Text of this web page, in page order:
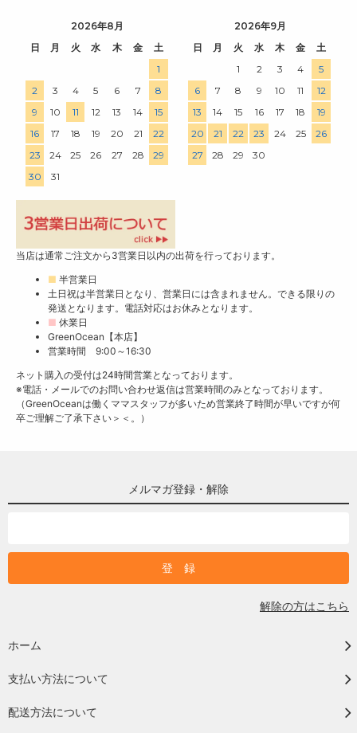
2026年8月
日
月 火 水 木 金
土
1
2
3 4 5 6 7
8
9
10 11 12 13 14
15
16
17 18 19 20 21
22
23
24 25 26 27 28
29
30
31
2026年9月
日
月 火 水 木 金
土
1
2 3 4
5
6
7 8 9 10 11
12
13
14 15 16 17 18
19
20
21 22 23 24 25
26
27
28 29 30
当店は通常ご注文から3営業日以内の出荷を行っております。
■ 半営業日
土日祝は半営業日となり、営業日には含まれません。できる限りの
発送となります。電話対応はお休みとなります。
■ 休業日
GreenOcean【本店】
営業時間 9:00～16:30
ネット購入の受付は24時間営業となっております。
※電話・メールでのお問い合わせ返信は営業時間のみとなっております。
（GreenOceanは働くママスタッフが多いため営業終了時間が早いですが何
卒ご理解ご了承下さい＞＜。）
メルマガ登録・解除
解除の方はこちら
ホーム
支払い方法について
配送方法について